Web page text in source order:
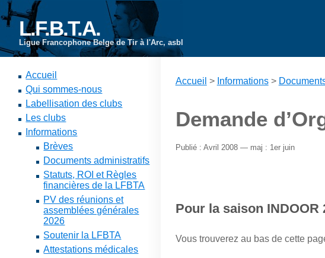
L.F.B.T.A.
Ligue Francophone Belge de Tir à l'Arc, asbl
Accueil
Qui sommes-nous
Labellisation des clubs
Les clubs
Informations
Brèves
Documents administratifs
Statuts, ROI et Règles
financières de la LFBTA
PV des réunions et
assemblées générales
2026
Soutenir la LFBTA
Attestations médicales
Accueil > Informations>
Demande
Publié : Avril 2008 — maj : 1er juin
Pour la saison INDOOR
Vous trouverez au bas de cette